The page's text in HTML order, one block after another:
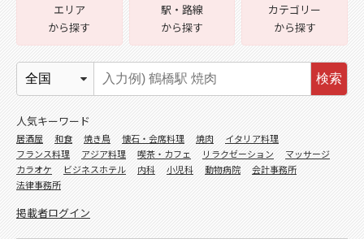
エリア
から探す
駅・路線
から探す
カテゴリー
から探す
検索
人気キーワード
居酒屋 和食 焼き鳥 懐石・会席料理 焼肉
イタリア料理
フランス料理
アジア料理 喫茶・カフェ リラクゼーション
マッサージ
カラオケ
ビジネスホテル 内科 小児科 動物病院
会計事務所
法律事務所
掲載者ログイン